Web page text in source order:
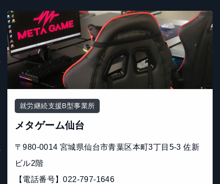
就労継続支援B型事業所
メタゲーム仙台
〒980-0014 宮城県仙台市青葉区本町3丁目5-3 佐新
ビル2階
【電話番号】022-797-1646